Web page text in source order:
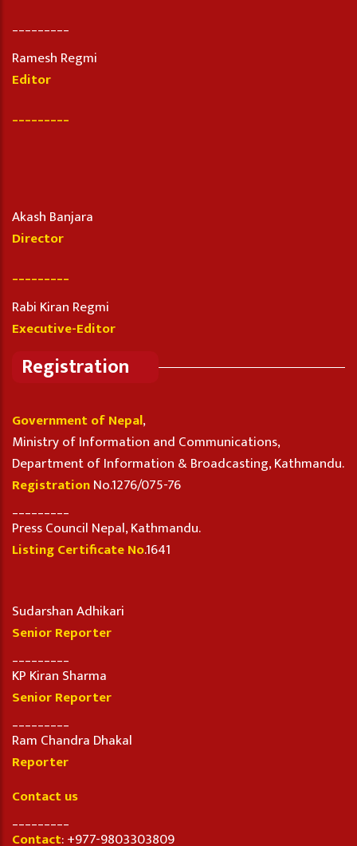
Ramesh Regmi
Editor
_________
Akash Banjara
Director
_________
Rabi Kiran Regmi
Executive-Editor
Registration
Government of Nepal,
Ministry of Information and Communications,
Department of Information & Broadcasting, Kathmandu.
RegistrationNo.1276/075-76
Press Council Nepal, Kathmandu.
Listing Certificate No.1641
Sudarshan Adhikari
Senior Reporter
KP Kiran Sharma
Senior Reporter
Ram Chandra Dhakal
Reporter
Contact us
Contact: +977-9803303809